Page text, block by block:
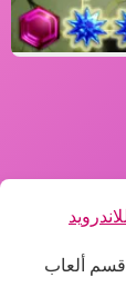
قسم ألعاب